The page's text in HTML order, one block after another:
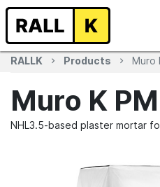
RALLK Products Muro
Muro K PM
NHL3.5-based plaster mortar